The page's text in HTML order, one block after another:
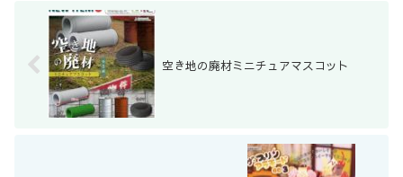
空き地の廃材ミニチュアマスコット